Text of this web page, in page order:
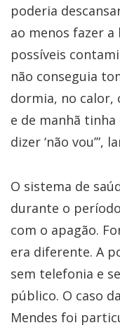
poderia
ao menos fazer
possíveis
não conseguia
dormia, no calor,
e de manhã
dizer ‘não vou’”,
​O sistema de
durante o
com o apagão.
era diferente. A
sem telefonia e
público. O caso
Mendes foi